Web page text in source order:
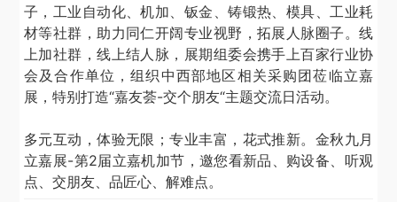
子，工业自动化、机加、钣金、铸锻热、模具、工业耗
材等社群，助力同仁开阔专业视野，拓展人脉圈子。线
上加社群，线上结人脉，展期组委会携手上百家行业协
会及合作单位，组织中西部地区相关采购团莅临立嘉
展，特别打造“嘉友荟-交个朋友“主题交流日活动。
多元互动，体验无限；专业丰富，花式推新。金秋九月
立嘉展-第2届立嘉机加节，邀您看新品、购设备、听观
点、交朋友、品匠心、解难点。